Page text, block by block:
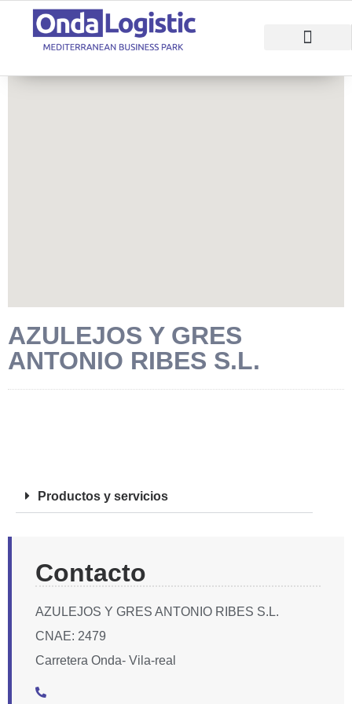
AZULEJOS Y GRES
ANTONIO RIBES S.L.
Productos y servicios
Contacto
AZULEJOS Y GRES ANTONIO RIBES S.L.
CNAE: 2479
Carretera Onda- Vila-real